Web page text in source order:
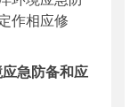
作相应修
急防备和应